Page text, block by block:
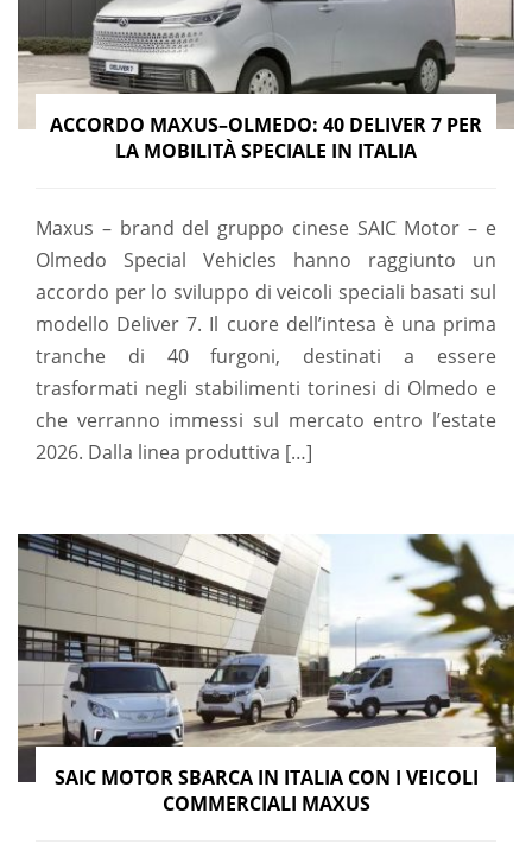
ACCORDO MAXUS–OLMEDO: 40 DELIVER 7 PER
LA MOBILITÀ SPECIALE IN ITALIA
Maxus – brand del gruppo cinese SAIC Motor – e
Olmedo Special Vehicles hanno raggiunto un
accordo per lo sviluppo di veicoli speciali basati sul
modello Deliver 7. Il cuore dell’intesa è una prima
tranche di 40 furgoni, destinati a essere
trasformati negli stabilimenti torinesi di Olmedo e
che verranno immessi sul mercato entro l’estate
2026. Dalla linea produttiva […]
SAIC MOTOR SBARCA IN ITALIA CON I VEICOLI
COMMERCIALI MAXUS